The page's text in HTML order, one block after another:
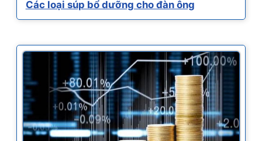
Các loại súp bổ dưỡng cho đàn ông